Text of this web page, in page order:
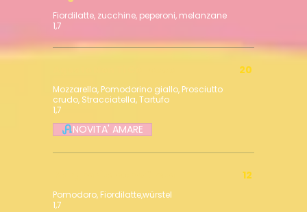
Fiordilatte, zucchine, peperoni, melanzane
1,7
Mozzarella, Pomodorino giallo, Prosciutto
crudo, Stracciatella, Tartufo
1,7
20
NOVITA' AMARE
Pomodoro, Fiordilatte,würstel
1,7
12